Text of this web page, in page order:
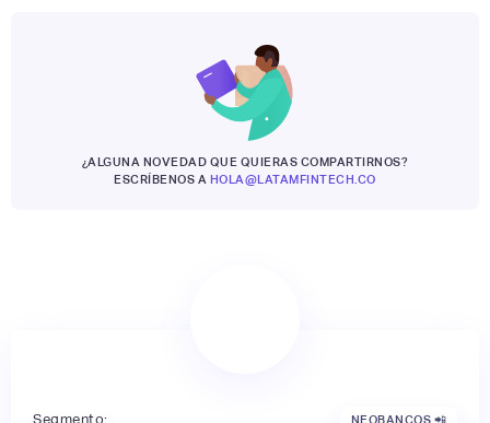
¿ALGUNA NOVEDAD QUE QUIERAS COMPARTIRNOS?
ESCRÍBENOS A HOLA@LATAMFINTECH.CO
Segmento: NEOBANCOS 📲